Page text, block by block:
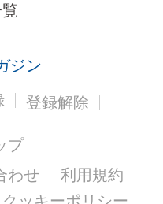
ジン
登録解除
プ
わせ
利用規約